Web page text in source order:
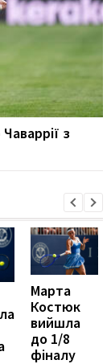
з
Марта
Костюк
вийшла
до 1/8
фіналу